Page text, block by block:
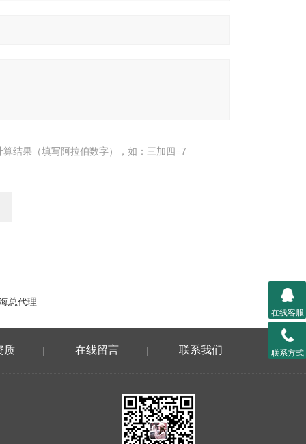
算结果（填写阿拉伯数字），如：三加四=7
总代理
质 | 在线留言 | 联系我们
在线客服
联系方式